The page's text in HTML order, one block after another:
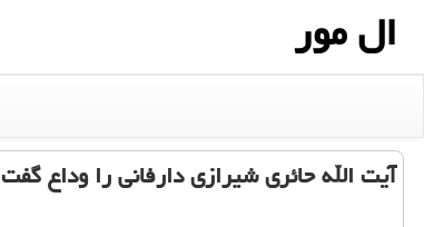
ال مور
آیت الله حائری شیرازی دارفانی را وداع گفت